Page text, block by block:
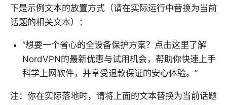
下是示例文本的放置方式（请在实际运行中替换为当前
话题的相关文本）：
“想要一个省心的全设备保护方案？点击这里了解
NordVPN的最新优惠与试用机会，帮助你快速上手
科学上网软件，并享受退款保证的安心体验。”
注：你在实际落地时，请将上面的文本替换为当前话题